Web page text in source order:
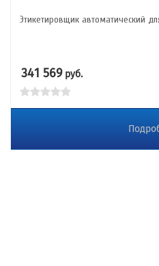
Этикетировщик автоматический
341 569руб.